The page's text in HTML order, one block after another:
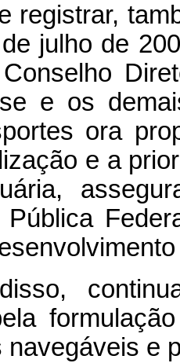
registrar,
julho de
e os
ora
e a
Pública
navegáveis e